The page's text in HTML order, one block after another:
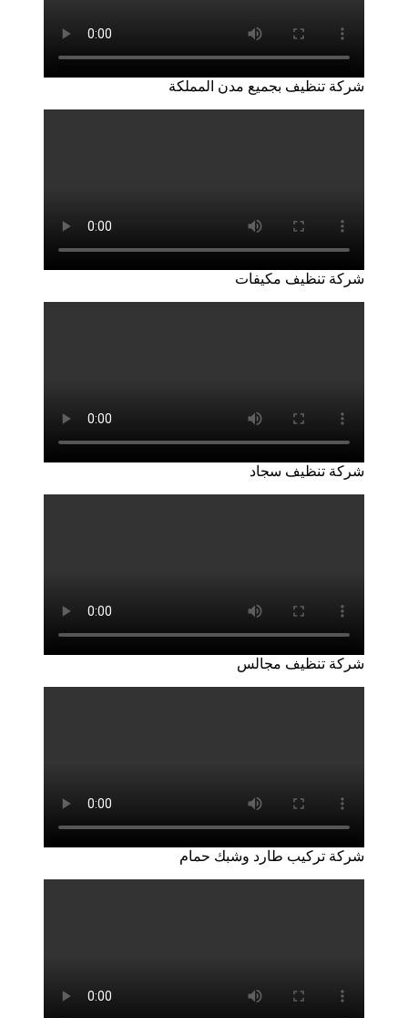
شركة تنظيف بجميع مدن المملكة
شركة تنظيف مكيفات
شركة تنظيف سجاد
شركة تنظيف مجالس
شركة تركيب طارد وشبك حمام